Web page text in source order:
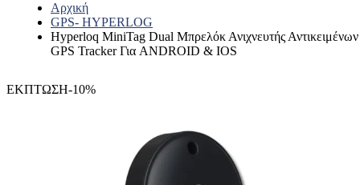
Αρχική
GPS- HYPERLOG
Hyperloq MiniTag Dual Μπρελόκ Ανιχνευτής Αντικειμένων
GPS Tracker Για ANDROID & IOS
ΕΚΠΤΩΣΗ-10%